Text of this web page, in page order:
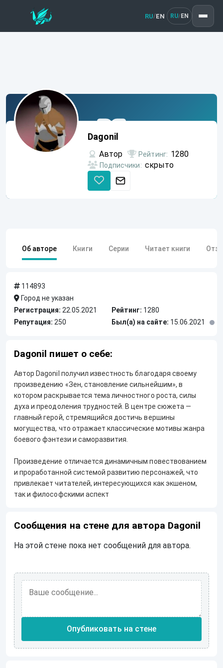
RU/EN RU/ EN
Dagonil
Dagonil
Автор Рейтинг: 1280
Подписчики: скрыто
Об авторе Книги Серии Читает книги
114893
Город не указан
Регистрация: 22.05.2021 Рейтинг: 1280
Репутация: 250 Был(а) на сайте: 15.06.2021
Dagonil пишет о себе:
Автор Dagonil получил известность благодаря своему
произведению «Зен, становление сильнейшим», в
котором раскрывается тема личностного роста, силы
духа и преодоления трудностей. В центре сюжета —
главный герой, стремящийся достичь вершины
могущества, что отражает классические мотивы жанра
боевого фэнтези и саморазвития.
Произведение отличается динамичным повествованием
и проработанной системой развитию персонажей, что
привлекает читателей, интересующихся как экшеном,
так и философскими аспект
Сообщения на стене для автора Dagonil
На этой стене пока нет сообщений для автора.
Опубликовать на стене